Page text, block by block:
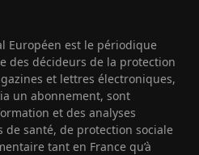
Européen est le périodique
des décideurs de la protection
et lettres électroniques,
un abonnement, sont
et des analyses
de santé, de protection sociale
tant en France qu’à